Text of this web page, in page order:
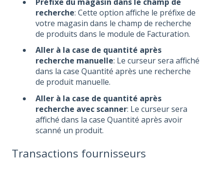
recherche: Cette option affiche le préfixe de
votre magasin dans le champ de recherche
de produits dans le module de Facturation.
Aller à la case de quantité après
recherche manuelle: Le curseur sera affiché
dans la case Quantité après une recherche
de produit manuelle.
Aller à la case de quantité après
recherche avec scanner: Le curseur sera
affiché dans la case Quantité après avoir
scanné un produit.
Transactions fournisseurs